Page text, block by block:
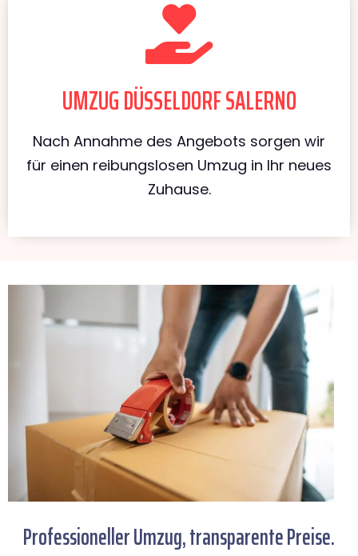
UMZUG DÜSSELDORF SALERNO
Nach Annahme des Angebots sorgen wir
für einen reibungslosen Umzug in Ihr neues
Zuhause.
Professioneller Umzug, transparente Preise.